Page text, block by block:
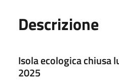
Descrizione
Isola ecologica chiusa
2025